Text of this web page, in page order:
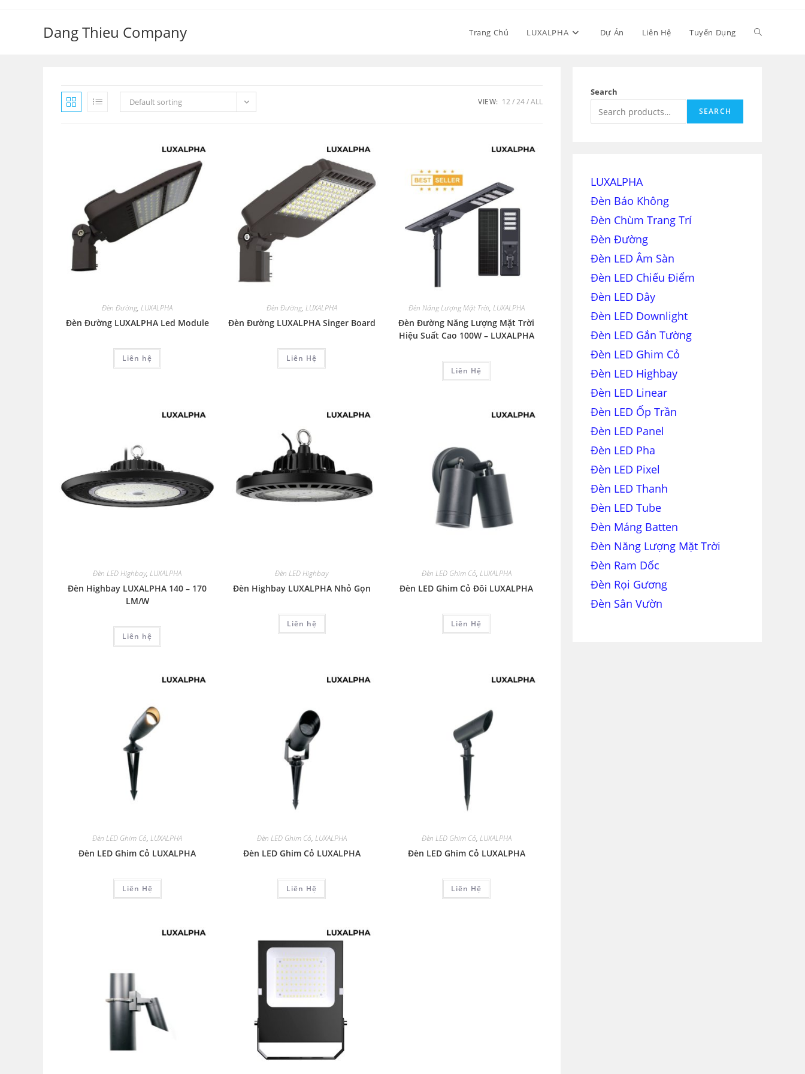
Dang Thieu Company Trang Chủ LUXALPHA Dự Án Liên Hệ Tuyển Dụng Toggle
Default sorting VIEW: 12 24 ALL
Đèn Đường,LUXALPHA
Đèn Đường LUXALPHA Led Module
Liên hệ
Đèn Đường, LUXALPHA
Đèn Đường LUXALPHA Singer Board
Liên Hệ
Đèn Năng Lượng Mặt Trời, LUXALPHA
Đèn Đường Năng Lượng Mặt Trời
Hiệu Suất Cao 100W – LUXALPHA
Liên Hệ
Đèn LED Highbay,LUXALPHA
Đèn Highbay LUXALPHA 140 – 170
LM/W
Liên hệ
Đèn LED Highbay
Đèn Highbay LUXALPHA Nhỏ Gọn
Liên hệ
Đèn LED Ghim Cỏ, LUXALPHA
Đèn LED Ghim Cỏ Đôi LUXALPHA
Liên Hệ
Đèn LED Ghim Cỏ,LUXALPHA
Đèn LED Ghim Cỏ LUXALPHA
Liên Hệ
Đèn LED Ghim Cỏ, LUXALPHA
Đèn LED Ghim Cỏ LUXALPHA
Liên Hệ
Đèn LED Ghim Cỏ, LUXALPHA
Đèn LED Ghim Cỏ LUXALPHA
Liên Hệ
Search
SEARCH
LUXALPHA
Đèn Báo Không
Đèn Chùm Trang Trí
Đèn Đường
Đèn LED Âm Sàn
Đèn LED Chiếu Điểm
Đèn LED Dây
Đèn LED Downlight
Đèn LED Gắn Tường
Đèn LED Ghim Cỏ
Đèn LED Highbay
Đèn LED Linear
Đèn LED Ốp Trần
Đèn LED Panel
Đèn LED Pha
Đèn LED Pixel
Đèn LED Thanh
Đèn LED Tube
Đèn Máng Batten
Đèn Năng Lượng Mặt Trời
Đèn Ram Dốc
Đèn Rọi Gương
Đèn Sân Vườn